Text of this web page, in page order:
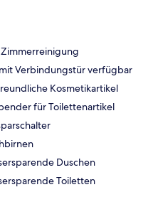
Verbindungstür verfügbar
Kosmetikartikel
für Toilettenartikel
Duschen
Toiletten